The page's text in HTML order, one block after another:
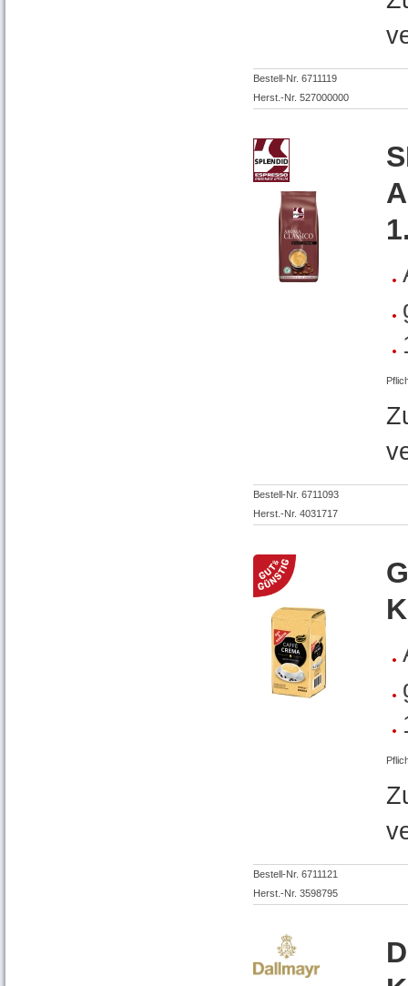
Bestell-Nr. 6711119
Herst.-Nr. 527000000
Bestell-Nr. 6711093
Herst.-Nr. 4031717
Bestell-Nr. 6711121
Herst.-Nr. 3598795